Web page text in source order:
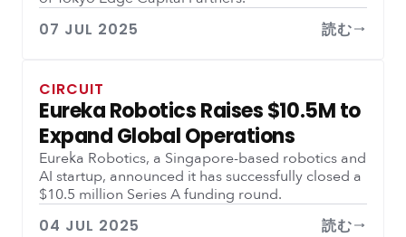
07 JUL 2025 読む
CIRCUIT
Eureka Robotics Raises $10.5M to
Expand Global Operations
Eureka Robotics, a Singapore-based robotics and
AI startup, announced it has successfully closed a
$10.5 million Series A funding round.
04 JUL 2025 読む